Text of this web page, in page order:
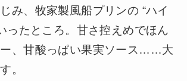
み、牧家製風船プリンの “ハイ
ったところ。甘さ控えめでほん
、甘酸っぱい果実ソース……大
。